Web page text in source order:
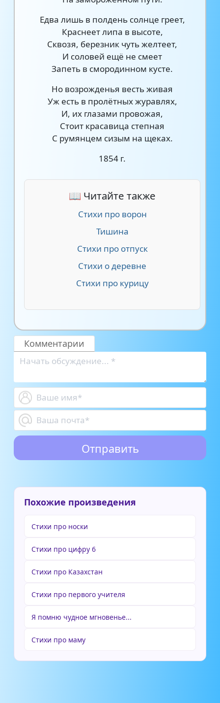
Едва лишь в полдень солнце греет,
Краснеет липа в высоте,
Сквозя, березник чуть желтеет,
И соловей ещё не смеет
Запеть в смородинном кусте.
Но возрожденья весть живая
Уж есть в пролётных журавлях,
И, их глазами провожая,
Стоит красавица степная
С румянцем сизым на щеках.
1854 г.
📖 Читайте также
Стихи про ворон
Тишина
Стихи про отпуск
Стихи о деревне
Стихи про курицу
Комментарии
Похожие произведения
Стихи про носки
Стихи про цифру 6
Стихи про Казахстан
Стихи про первого учителя
Я помню чудное мгновенье...
Стихи про маму